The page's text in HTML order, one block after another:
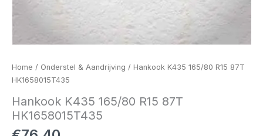
Home / Onderstel & Aandrijving / Hankook K435 165/80 R15 87T
HK1658015T435
Hankook K435 165/80 R15 87T
HK1658015T435